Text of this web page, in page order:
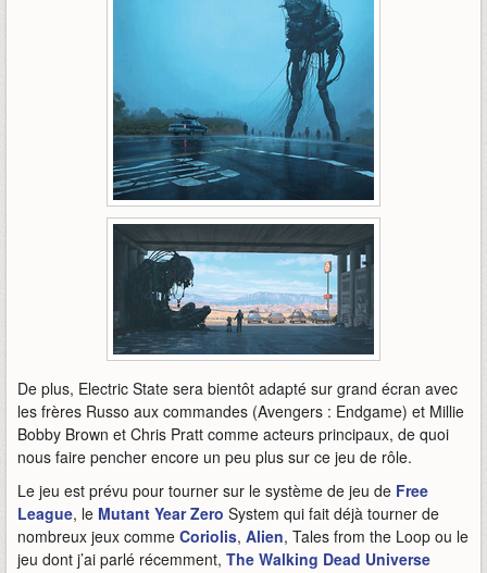
De plus, Electric State sera bientôt adapté sur grand écran avec
les frères Russo aux commandes (Avengers : Endgame) et Millie
Bobby Brown et Chris Pratt comme acteurs principaux, de quoi
nous faire pencher encore un peu plus sur ce jeu de rôle.
Le jeu est prévu pour tourner sur le système de jeu de Free
League, le Mutant Year Zero System qui fait déjà tourner de
nombreux jeux comme Coriolis, Alien, Tales from the Loop ou le
jeu dont j’ai parlé récemment, The Walking Dead Universe